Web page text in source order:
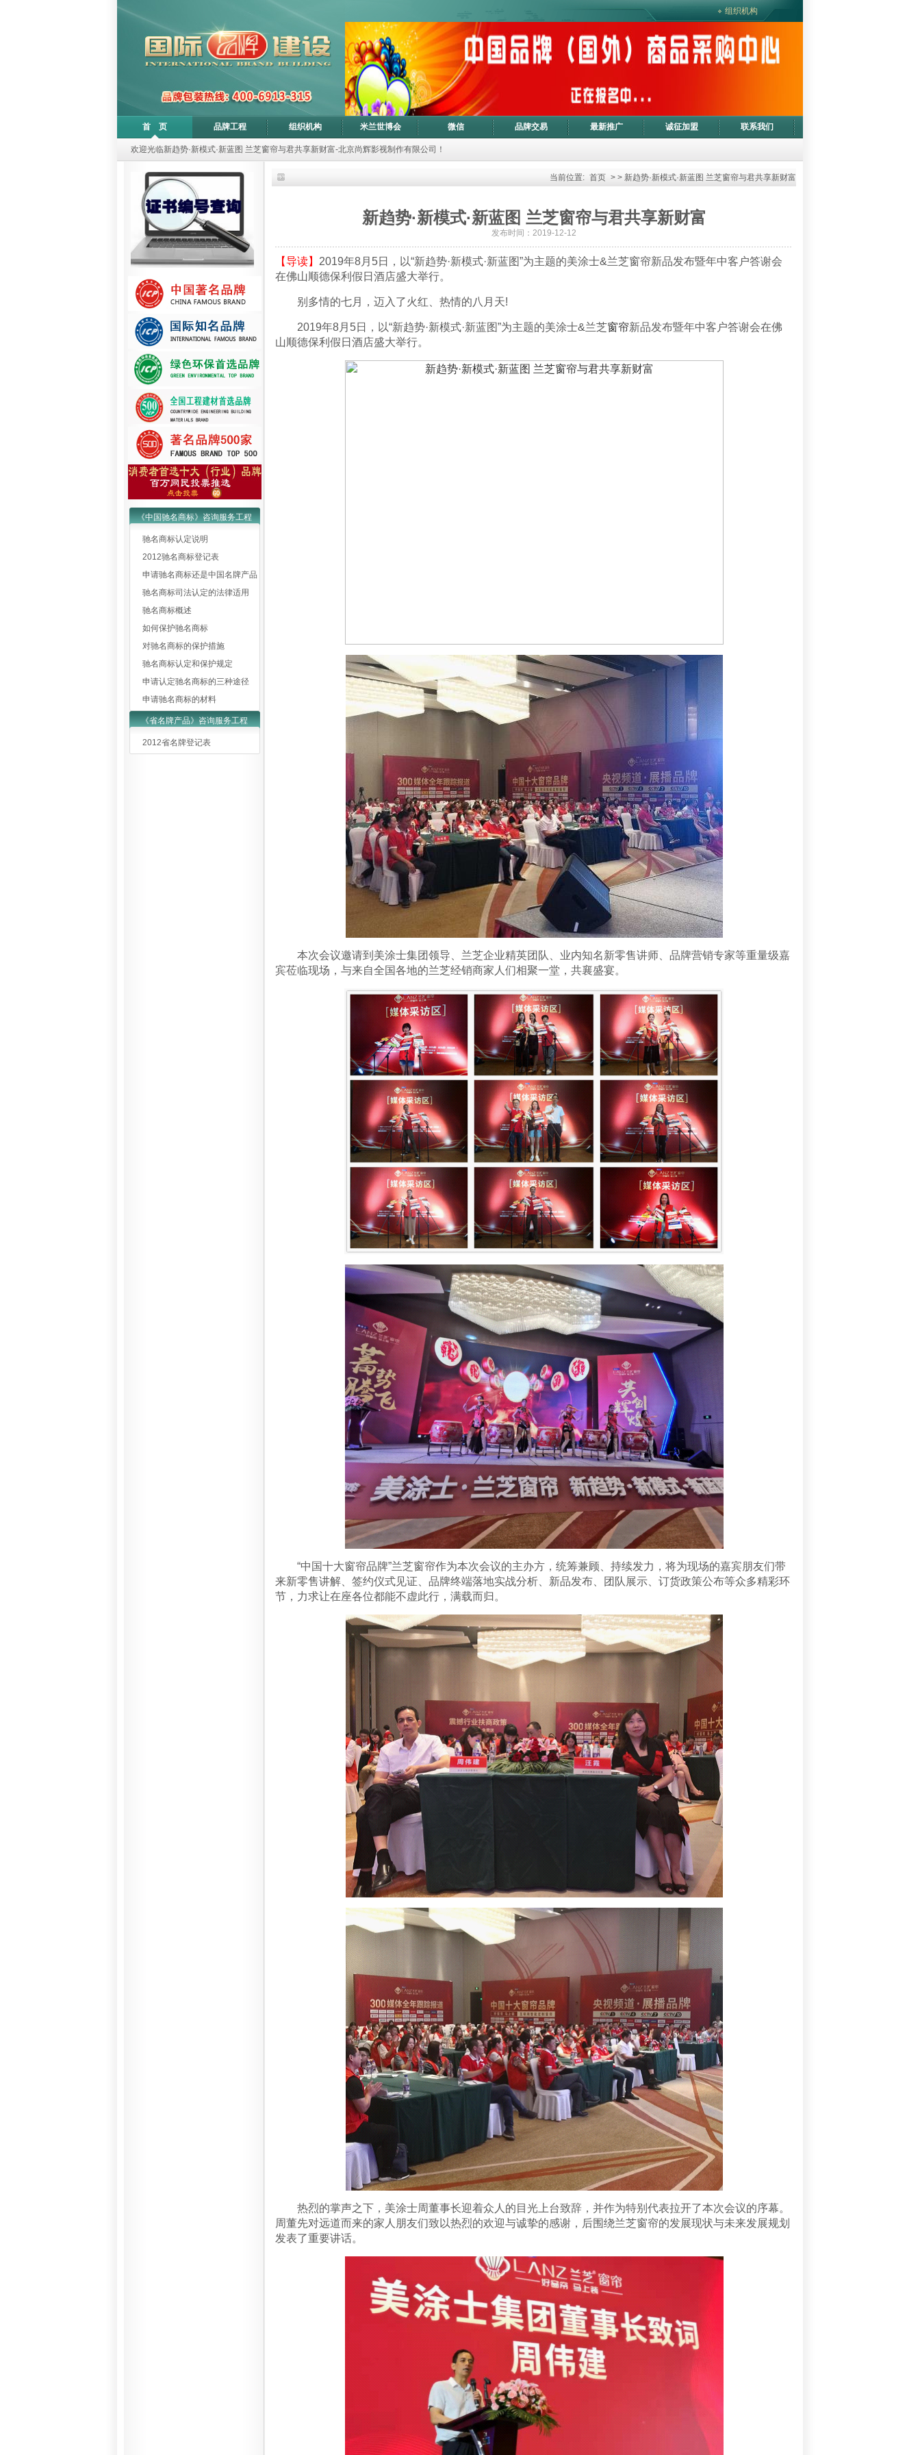
组织机构
首 页 品牌工程 组织机构 米兰世博会 微信 品牌交易 最新推广 诚征加盟 联系我们
欢迎光临新趋势·新模式·新蓝图 兰芝窗帘与君共享新财富-北京尚辉影视制作有限公司！
《中国驰名商标》咨询服务工程
驰名商标认定说明
2012驰名商标登记表
申请驰名商标还是中国名牌产品
驰名商标司法认定的法律适用
驰名商标概述
如何保护驰名商标
对驰名商标的保护措施
驰名商标认定和保护规定
申请认定驰名商标的三种途径
申请驰名商标的材料
《省名牌产品》咨询服务工程
2012省名牌登记表
当前位置: 首页 > > 新趋势·新模式·新蓝图 兰芝窗帘与君共享新财富
新趋势·新模式·新蓝图 兰芝窗帘与君共享新财富
发布时间：2019-12-12
【导读】 2019年8月5日，以“新趋势·新模式·新蓝图”为主题的美涂士&兰芝窗帘新品发布暨年中客户答谢会
在佛山顺德保利假日酒店盛大举行。
别多情的七月，迈入了火红、热情的八月天!
2019年8月5日，以“新趋势·新模式·新蓝图”为主题的美涂士&兰芝窗帘新品发布暨年中客户答谢会在佛
山顺德保利假日酒店盛大举行。
本次会议邀请到美涂士集团领导、兰芝企业精英团队、业内知名新零售讲师、品牌营销专家等重量级嘉
宾莅临现场，与来自全国各地的兰芝经销商家人们相聚一堂，共襄盛宴。
“中国十大窗帘品牌”兰芝窗帘作为本次会议的主办方，统筹兼顾、持续发力，将为现场的嘉宾朋友们带
来新零售讲解、签约仪式见证、品牌终端落地实战分析、新品发布、团队展示、订货政策公布等众多精彩环
节，力求让在座各位都能不虚此行，满载而归。
热烈的掌声之下，美涂士周董事长迎着众人的目光上台致辞，并作为特别代表拉开了本次会议的序幕。
周董先对远道而来的家人朋友们致以热烈的欢迎与诚挚的感谢，后围绕兰芝窗帘的发展现状与未来发展规划
发表了重要讲话。